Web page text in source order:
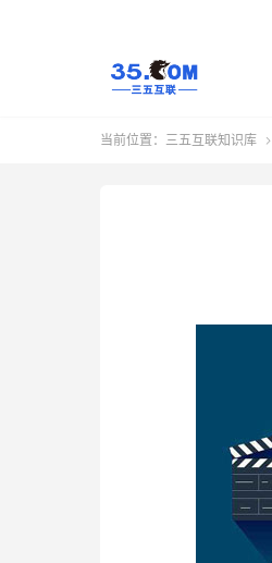
当前位置： 三五互联知识库 